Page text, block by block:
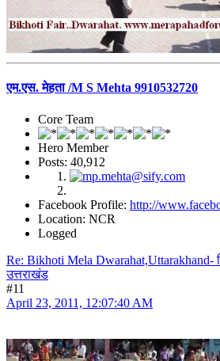
एम.एस. मेहता /M S Mehta 9910532720
Core Team
Hero Member
Posts: 40,912
Facebook Profile: http://
Location: NCR
Logged
Re: Bikhoti Mela Dwarahat,Uttarakhand-
उत्तराखंड
#11
April 23, 2011, 12:07:40 AM